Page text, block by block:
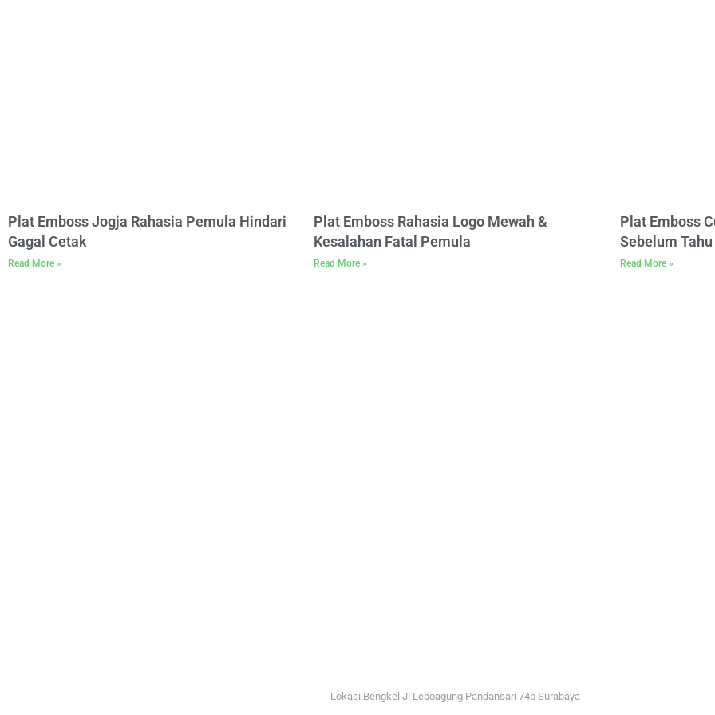
Plat Emboss Jogja Rahasia Pemula Hindari
Gagal Cetak
Read More »
Plat Emboss Rahasia Logo Mewah &
Kesalahan Fatal Pemula
Read More »
Plat Emboss
Sebelum
Read More »
Lokasi Bengkel Jl Leboagung Pandansari 74b Surabaya